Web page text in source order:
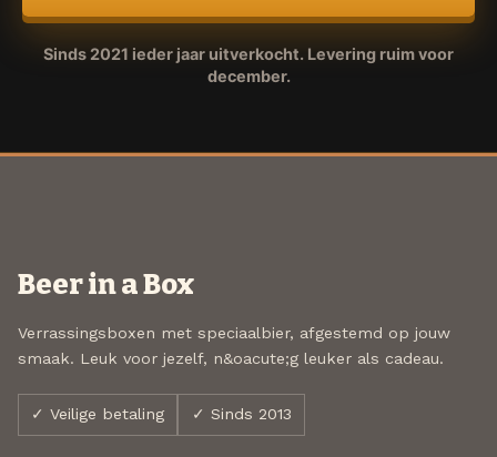
Sinds 2021 ieder jaar uitverkocht. Levering ruim voor
december.
Beer in a Box
Verrassingsboxen met speciaalbier, afgestemd op jouw
smaak. Leuk voor jezelf, n&oacute;g leuker als cadeau.
✓ Veilige betaling ✓ Sinds 2013